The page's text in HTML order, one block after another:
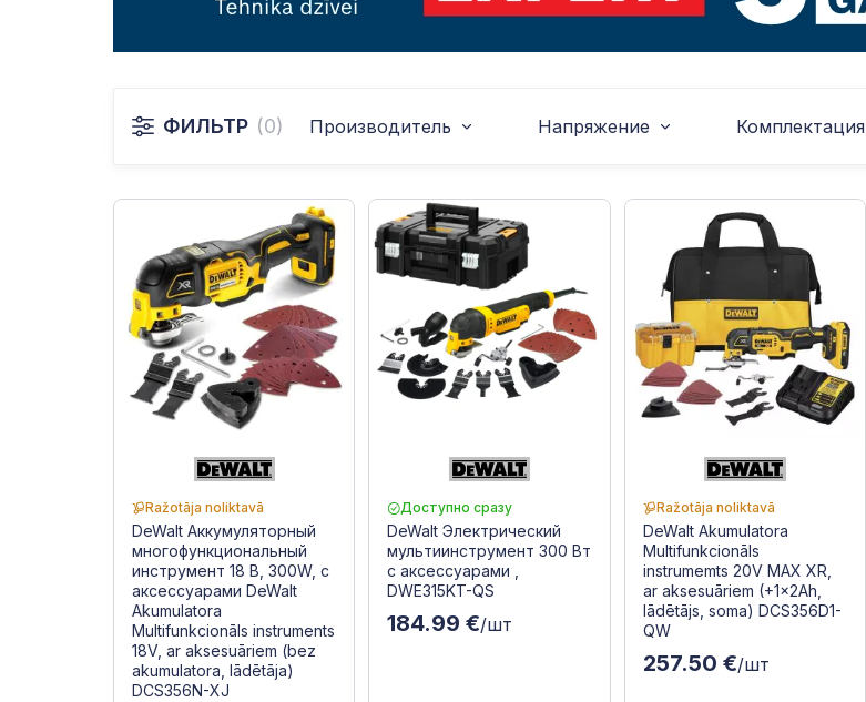
ФИЛЬТР (0) Производитель Напряжение Комплектация
Ražotāja noliktavā
DeWalt Аккумуляторный
многофункциональный
инструмент 18 В, 300W, с
аксессуарами DeWalt
Akumulatora
Multifunkcionāls instruments
18V, ar aksesuāriem (bez
akumulatora, lādētāja)
DCS356N-XJ
Доступно сразу
DeWalt Электрический
мультиинструмент 300 Вт
с аксессуарами ,
DWE315KT-QS
184.99 €/шт
Ražotāja noliktavā
DeWalt Akumulatora
Multifunkcionāls
instrumemts 20V MAX XR,
ar aksesuāriem (+1x2Ah,
lādētājs, soma) DCS356D1-
QW
257.50 €/шт